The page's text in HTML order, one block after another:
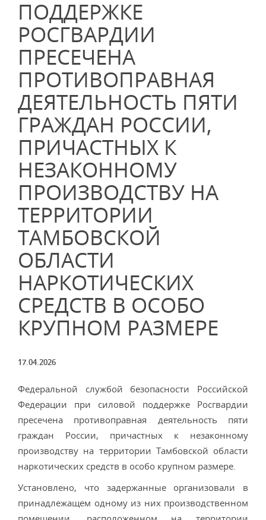
ПОДДЕРЖКЕ
РОСГВАРДИИ
ПРЕСЕЧЕНА
ПРОТИВОПРАВНАЯ
ДЕЯТЕЛЬНОСТЬ ПЯТИ
ГРАЖДАН РОССИИ,
ПРИЧАСТНЫХ К
НЕЗАКОННОМУ
ПРОИЗВОДСТВУ НА
ТЕРРИТОРИИ
ТАМБОВСКОЙ
ОБЛАСТИ
НАРКОТИЧЕСКИХ
СРЕДСТВ В ОСОБО
КРУПНОМ РАЗМЕРЕ
17.04.2026
Федеральной службой безопасности Российской
Федерации при силовой поддержке Росгвардии
пресечена противоправная деятельность пяти
граждан России, причастных к незаконному
производству на территории Тамбовской области
наркотических средств в особо крупном размере.
Установлено, что задержанные организовали в
принадлежащем одному из них производственном